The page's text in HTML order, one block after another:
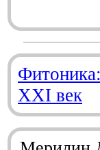
XXI век